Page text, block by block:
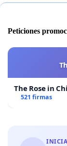
Peticiones
The Rose in
521 firmas